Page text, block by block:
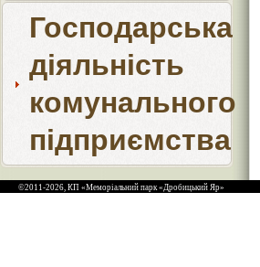
Господарська
діяльність
комунального
підприємства
©2011-2026, КП «Меморіальний парк «Дробицький Яр»